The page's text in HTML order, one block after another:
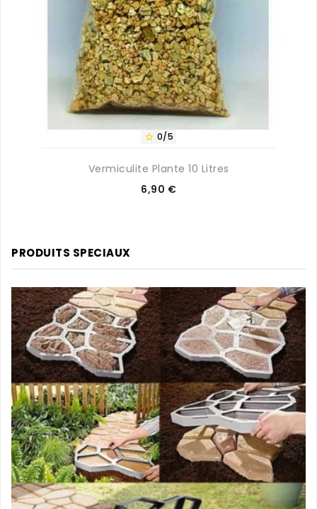
 0/5
Vermiculite Plante 10 Litres
Prix
6,90 €
PRODUITS SPECIAUX